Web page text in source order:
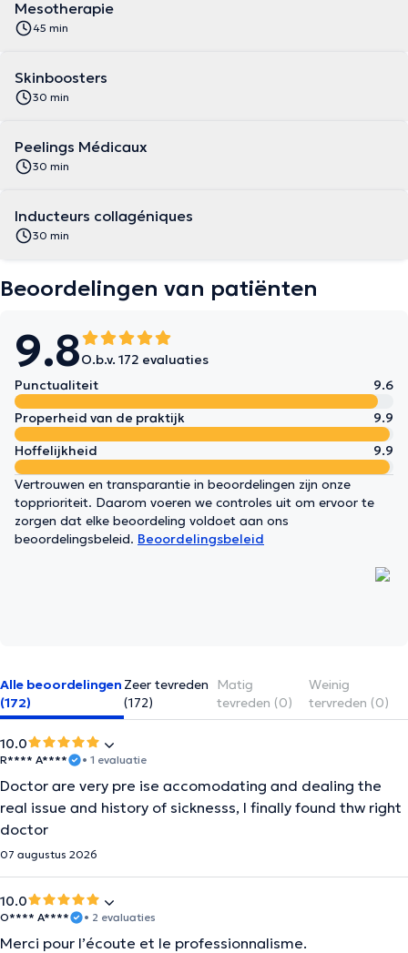
Mesotherapie
45 min
Skinboosters
30 min
Peelings Médicaux
30 min
Inducteurs collagéniques
30 min
Beoordelingen van patiënten
9.8O.b.v. 172 evaluaties
Punctualiteit
9.6
Properheid van de praktijk
9.9
Hoffelijkheid
9.9
Vertrouwen en transparantie in beoordelingen zijn onze
topprioriteit. Daarom voeren we controles uit om ervoor te
zorgen dat elke beoordeling voldoet aan ons
beoordelingsbeleid. Beoordelingsbeleid
Alle beoordelingen
(172)
Zeer tevreden
(172)
Matig
tevreden (0)
Weinig
tervreden (0)
10.0
R**** A**** • 1 evaluatie
Doctor are very pre ise accomodating and dealing the
real issue and history of sicknesss, I finally found thw right
doctor
07 augustus 2026
10.0
O**** A**** • 2 evaluaties
Merci pour l’écoute et le professionnalisme.